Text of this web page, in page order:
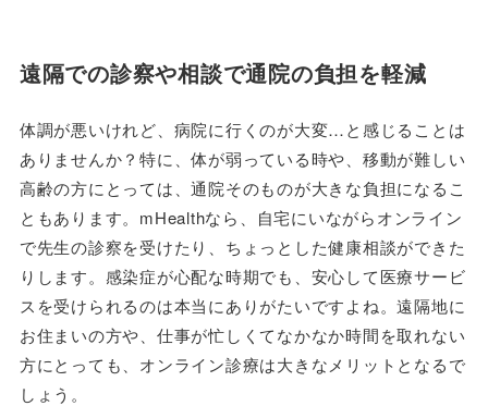
遠隔での診察や相談で通院の負担を軽減
体調が悪いけれど、病院に行くのが大変…と感じることは
ありませんか？特に、体が弱っている時や、移動が難しい
高齢の方にとっては、通院そのものが大きな負担になるこ
ともあります。mHealthなら、自宅にいながらオンライン
で先生の診察を受けたり、ちょっとした健康相談ができた
りします。感染症が心配な時期でも、安心して医療サービ
スを受けられるのは本当にありがたいですよね。遠隔地に
お住まいの方や、仕事が忙しくてなかなか時間を取れない
方にとっても、オンライン診療は大きなメリットとなるで
しょう。